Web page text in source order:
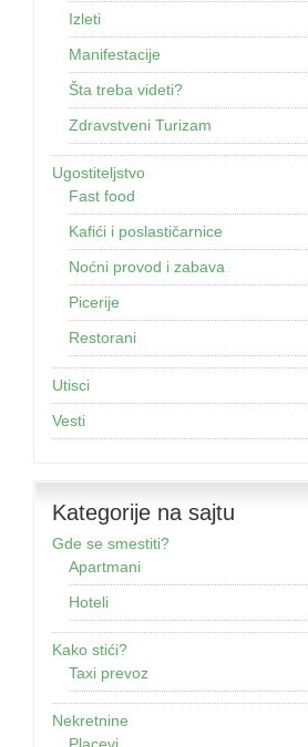
Izleti
Manifestacije
Šta treba videti?
Zdravstveni Turizam
Ugostiteljstvo
Fast food
Kafići i poslastičarnice
Noćni provod i zabava
Picerije
Restorani
Utisci
Vesti
Kategorije na sajtu
Gde se smestiti?
Apartmani
Hoteli
Kako stići?
Taxi prevoz
Nekretnine